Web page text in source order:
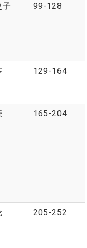
子 99-128
129-164
165-204
205-252